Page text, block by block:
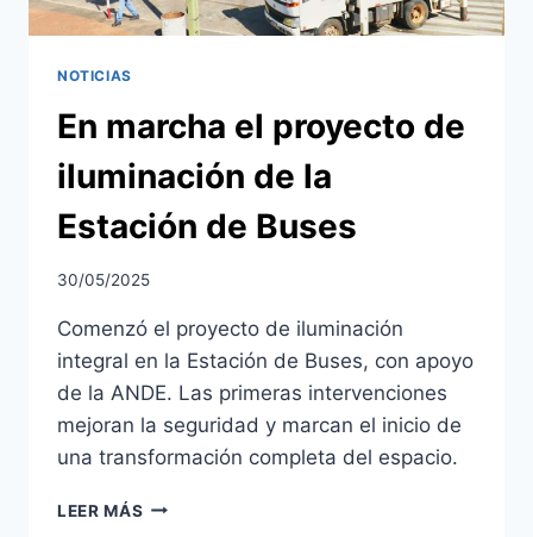
NOTICIAS
En marcha el proyecto de
iluminación de la
Estación de Buses
30/05/2025
Comenzó el proyecto de iluminación
integral en la Estación de Buses, con apoyo
de la ANDE. Las primeras intervenciones
mejoran la seguridad y marcan el inicio de
una transformación completa del espacio.
LEER MÁS EN